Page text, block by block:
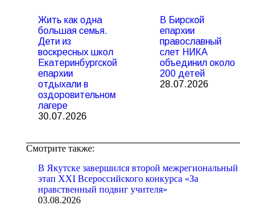
Жить как одна
большая семья.
Дети из
воскресных школ
Екатеринбургской
епархии
отдыхали в
оздоровительном
лагере
30.07.2026
В Бирской
епархии
православный
слет НИКА
объединил около
200 детей
28.07.2026
Смотрите также:
В Якутске завершился второй межрегиональный
этап XXI Всероссийского конкурса «За
нравственный подвиг учителя»
03.08.2026